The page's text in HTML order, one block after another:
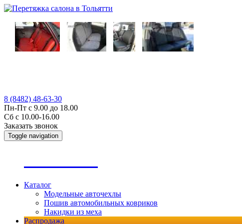
8 (8482) 48-63-30
Пн-Пт с 9.00 до 18.00
Сб с 10.00-16.00
Заказать звонок
Toggle navigation
Каталог
Модельные авточехлы
Пошив автомобильных ковриков
Накидки из меха
Распродажа